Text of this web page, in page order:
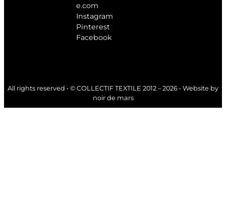
e.com
Instagram
Pinterest
Facebook
All rights reserved • © COLLECTIF TEXTILE 2012 – 2026 • Website by
noir de mars